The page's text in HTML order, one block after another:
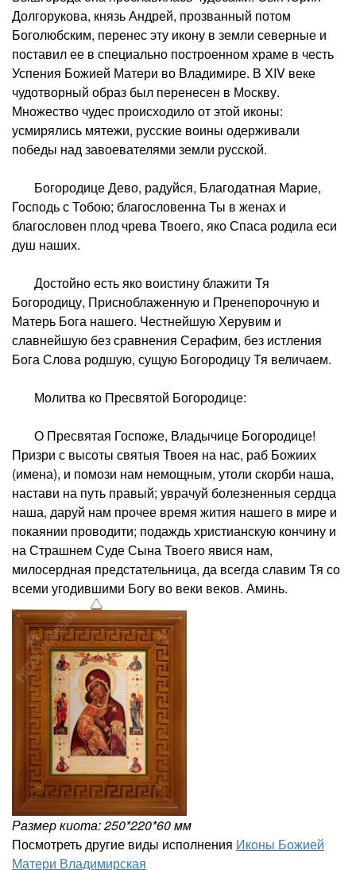
Долгорукова, князь Андрей, прозванный потом
Боголюбским, перенес эту икону в земли северные и
поставил ее в специально построенном храме в честь
Успения Божией Матери во Владимире. В XIV веке
чудотворный образ был перенесен в Москву.
Множество чудес происходило от этой иконы:
усмирялись мятежи, русские воины одерживали
победы над завоевателями земли русской.
Богородице Дево, радуйся, Благодатная Марие,
Господь с Тобою; благословенна Ты в женах и
благословен плод чрева Твоего, яко Спаса родила еси
душ наших.
Достойно есть яко воистину блажити Тя
Богородицу, Присноблаженную и Пренепорочную и
Матерь Бога нашего. Честнейшую Херувим и
славнейшую без сравнения Серафим, без истления
Бога Слова родшую, сущую Богородицу Тя величаем.
Молитва ко Пресвятой Богородице:
О Пресвятая Госпоже, Владычице Богородице!
Призри с высоты святыя Твоея на нас, раб Божиих
(имена), и помози нам немощным, утоли скорби наша,
настави на путь правый; уврачуй болезненныя сердца
наша, даруй нам прочее время жития нашего в мире и
покаянии проводити; подаждь христианскую кончину и
на Страшнем Суде Сына Твоего явися нам,
милосердная предстательница, да всегда славим Тя со
всеми угодившими Богу во веки веков. Аминь.
Размер киота: 250*220*60 мм
Посмотреть другие виды исполнения Иконы Божией
Матери Владимирская